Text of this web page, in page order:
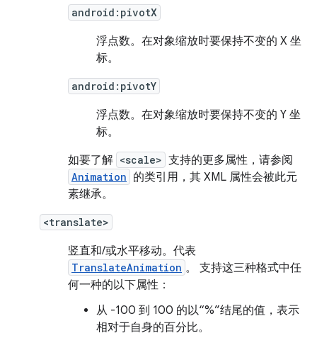
android:pivotX
浮点数。 在对象缩放时要保持不变的 X 坐
标。
android:pivotY
浮点数。 在对象缩放时要保持不变的 Y 坐
标。
如要了解 <scale> 支持的更多属性，请参阅
Animation 的类引用，其 XML 属性会被此元
素继承。
<translate>
竖直和/或水平移动。代表
TranslateAnimation 。 支持这三种格式中任
何一种的以下属性：
从 -100 到 100 的以“%”结尾的值，表示
相对于自身的百分比。